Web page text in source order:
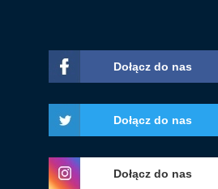
Dołącz do nas
Dołącz do nas
Dołącz do nas